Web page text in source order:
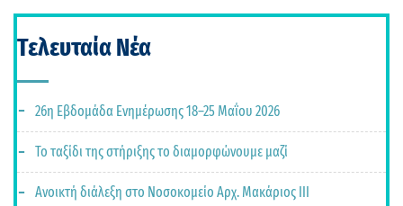
Τελευταία Νέα
26η Εβδομάδα Ενημέρωσης 18–25 Μαΐου 2026
Το ταξίδι της στήριξης το διαμορφώνουμε μαζί
Ανοικτή διάλεξη στο Νοσοκομείο Αρχ. Μακάριος ΙΙΙ